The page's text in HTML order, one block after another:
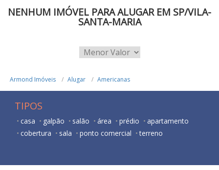
NENHUM IMÓVEL PARA ALUGAR EM SP/VILA-
SANTA-MARIA
Armond Imóveis Alugar Americanas
TIPOS
casa galpão salão área prédio
apartamento
cobertura
sala ponto comercial terreno